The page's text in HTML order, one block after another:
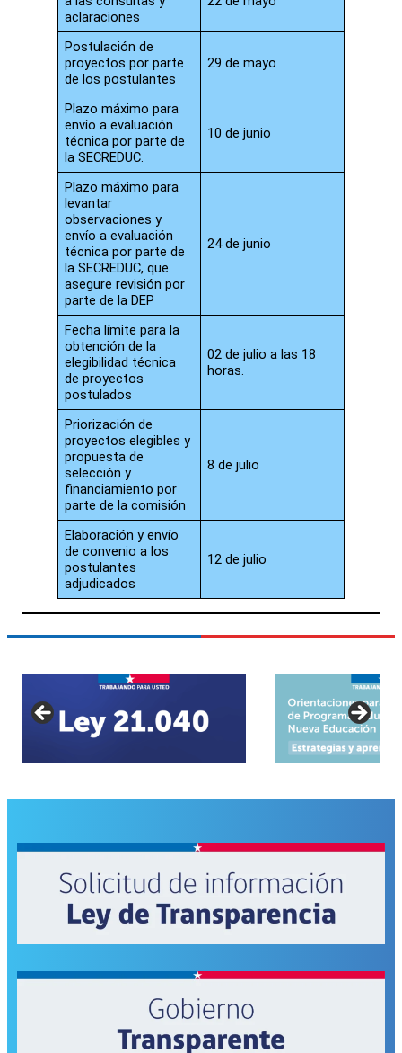
aclaraciones
Postulación de
proyectos por parte
de los postulantes
29 de mayo
Plazo máximo para
envío a evaluación
técnica por parte de
la SECREDUC.
10 de junio
Plazo máximo para
levantar
observaciones y
envío a evaluación
técnica por parte de
la SECREDUC, que
asegure revisión por
parte de la DEP
24 de junio
Fecha límite para la
obtención de la
elegibilidad técnica
de proyectos
postulados
02 de julio a las 18
horas.
Priorización de
proyectos elegibles y
propuesta de
selección y
financiamiento por
parte de la comisión
8 de julio
Elaboración y envío
de convenio a los
postulantes
adjudicados
12 de julio